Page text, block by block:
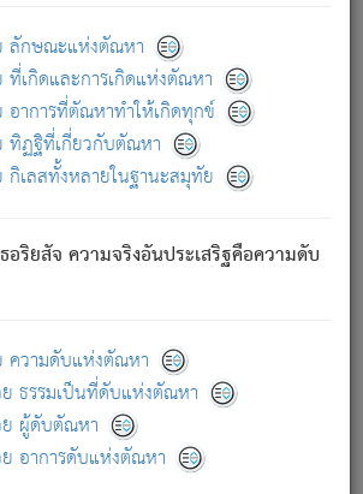
ลักษณะแห่งตัณหา
เกิดและการเกิดแห่งตัณหา
าการที่ตัณหาทำให้เกิดทุกข์
ทิฏฐิที่เกี่ยวกับตัณหา
เลสทั้งหลายในฐานะสมุทัย
ริยสัจ ความจริงอันประเสริฐคือความดับ
ความดับแห่งตัณหา
ธรรมเป็นที่ดับแห่งตัณหา
ผู้ดับตัณหา
อาการดับแห่งตัณหา
ะภวตัณหาได้ และไม่เพลิดเพลินวิภวตัณหา
ามสำรอกไม่เหลือ (แห่งภพทั้งหลาย)
งตัณหาโดยประการทั้งปวง นั้นคือ
ก่ภิกษุนั้น ผู้ดับเย็นสนิทแล้ว เพราะไม่มี
บงำมารได้แล้ว ชนะสงครามแล้ว ก้าวล่วง
แล้ว เป็นผู้คงที่ (คือไม่เปลี่ยนแปลงอีกต่อ
๘๔.
ะพุทธอุทานที่ทรงเปล่งออก ที่โคนต้นโพธิ์
แล้วได้ 7 วัน)